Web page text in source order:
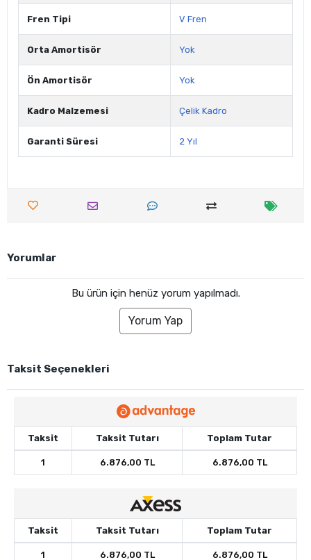
Fren Tipi V Fren
Orta Amortisör Yok
Ön Amortisör Yok
Kadro Malzemesi Çelik Kadro
Garanti Süresi 2 Yıl
Yorumlar
Bu ürün için henüz yorum yapılmadı.
Yorum Yap
Taksit Seçenekleri
Taksit Taksit Tutarı Toplam Tutar
1 6.876,00 TL 6.876,00 TL
Taksit Taksit Tutarı Toplam Tutar
1 6.876,00 TL 6.876,00 TL